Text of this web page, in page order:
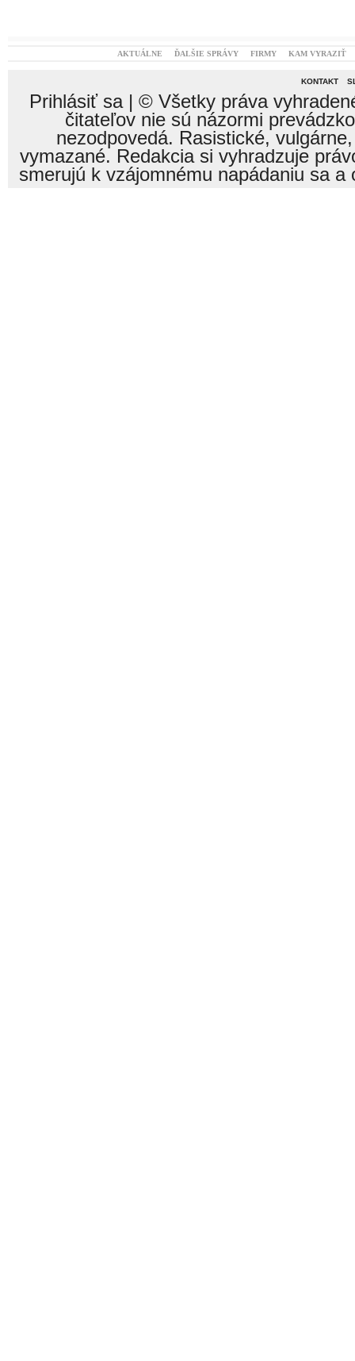
AKTUÁLNE ĎALŠIE SPRÁVY FIRMY KAM VYRAZIŤ
KONTAKT
Prihlásiť sa| © Všetky práva
čitateľov nie sú názormi
nezodpovedá. Rasistické,
vymazané. Redakcia si vyhradzuje
smerujú k vzájomnému napádaniu sa